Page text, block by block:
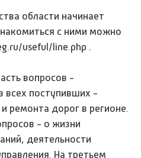
области начинает
с ними можно
useful/line.php .
вопросов -
всех поступивших -
ремонта дорог в регионе.
- о жизни
деятельности
На третьем